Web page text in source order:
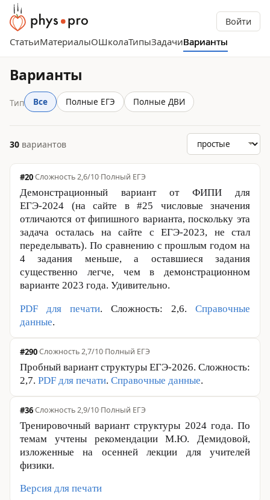
Войти
СтатьиМатериалыОШколаТипыЗадачиВарианты
Варианты
Тип Все Полные ЕГЭ Полные ДВИ
30 вариантов
#20·Сложность 2,6/10·Полный ЕГЭ
Демонстрационный вариант от ФИПИ для
ЕГЭ-2024 (на сайте в #25 числовые значения
отличаются от фипишного варианта, поскольку эта
задача осталась на сайте с ЕГЭ-2023, не стал
переделывать). По сравнению с прошлым годом на
4 задания меньше, а оставшиеся задания
существенно легче, чем в демонстрационном
варианте 2023 года. Удивительно.
PDF для печати. Сложность: 2,6. Справочные
данные.
#290·Сложность 2,7/10·Полный ЕГЭ
Пробный вариант структуры ЕГЭ-2026. Сложность:
2,7. PDF для печати. Справочные данные.
#36·Сложность 2,9/10·Полный ЕГЭ
Тренировочный вариант структуры 2024 года. По
темам учтены рекомендации М.Ю. Демидовой,
изложенные на осенней лекции для учителей
физики.
Версия для печати